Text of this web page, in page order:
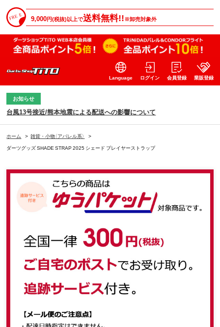
9,000円(税抜)以上で送料無料!!※卸売対象外
Language ログイン 会員登録 業販登録
お知らせ
台風13号接近/熊本地震による配送への影響について
ホーム > 雑貨・小物（アパレル系）
>
ダーツグッズ SHADE STRAP 2025 シェード プレイヤーストラップ